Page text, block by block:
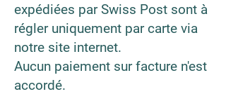
expédiées par Swiss Post sont à
régler uniquement par carte via
notre site internet.
Aucun paiement sur facture n'est
accordé.